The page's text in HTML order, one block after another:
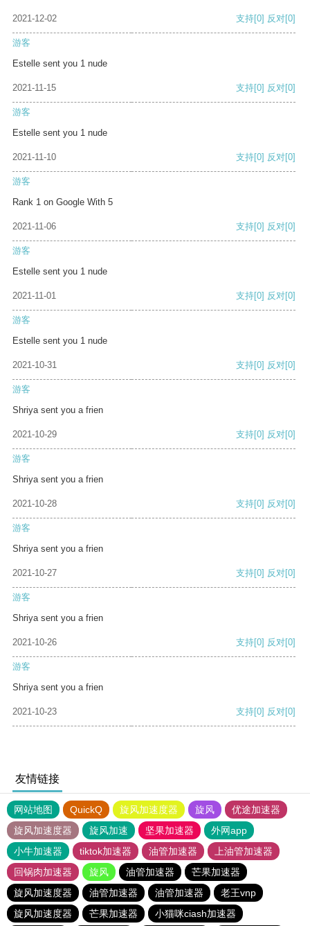
2021-12-02 支持[0] 反对[0]
游客
Estelle sent you 1 nude
2021-11-15 支持[0] 反对[0]
游客
Estelle sent you 1 nude
2021-11-10 支持[0] 反对[0]
游客
Rank 1 on Google With 5
2021-11-06 支持[0] 反对[0]
游客
Estelle sent you 1 nude
2021-11-01 支持[0] 反对[0]
游客
Estelle sent you 1 nude
2021-10-31 支持[0] 反对[0]
游客
Shriya sent you a frien
2021-10-29 支持[0] 反对[0]
游客
Shriya sent you a frien
2021-10-28 支持[0] 反对[0]
游客
Shriya sent you a frien
2021-10-27 支持[0] 反对[0]
游客
Shriya sent you a frien
2021-10-26 支持[0] 反对[0]
游客
Shriya sent you a frien
2021-10-23 支持[0] 反对[0]
友情链接
网站地图 QuickQ 旋风加速度器 旋风
优途加速器
旋风加速度器
旋风加速 坚果加速器
外网app
小牛加速器
tiktok加速器 油管加速器
上油管加速器
回锅肉加速器
旋风 油管加速器
芒果加速器
旋风加速度器
油管加速器 油管加速器
老王vnp
旋风加速度器
芒果加速器 小猫咪ciash加速器